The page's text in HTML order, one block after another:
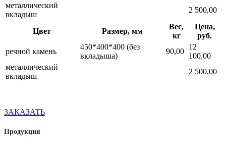
металлический
вкладыш
2 500,00
Цвет Размер, мм
Вес,
кг
Цена,
руб.
речной камень
450*400*400 (без
вкладыша)
90,00
12
100,00
металлический
вкладыш
2 500,00
ЗАКАЗАТЬ
Продукция